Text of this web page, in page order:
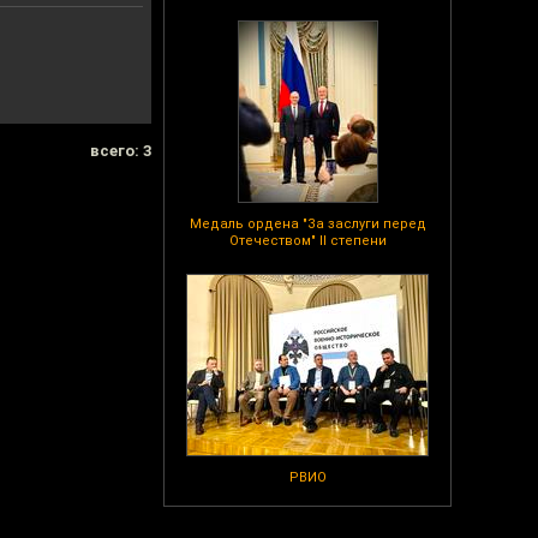
Медаль ордена "За заслуги перед
Отечеством" II степени
РВИО
всего: 3